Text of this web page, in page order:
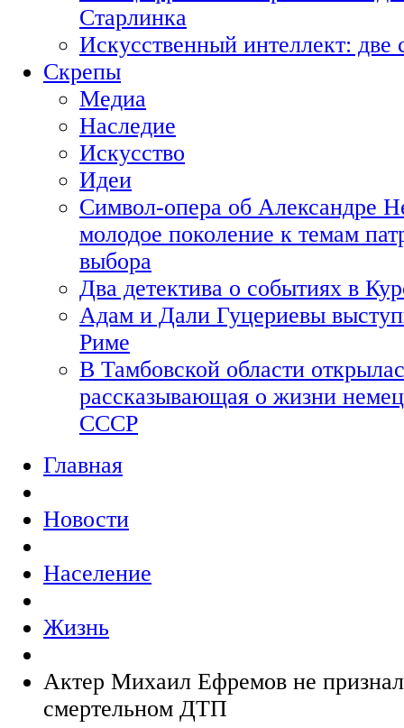
Старлинка
Искусственный интеллект:
Скрепы
Медиа
Наследие
Искусство
Идеи
Символ-опера об Александре
молодое поколение к темам
выбора
Два детектива о событиях в
Адам и Дали Гуцериевы
Риме
В Тамбовской области
рассказывающая о жизни
СССР
Главная
Новости
Население
Жизнь
Актер Михаил Ефремов не
смертельном ДТП